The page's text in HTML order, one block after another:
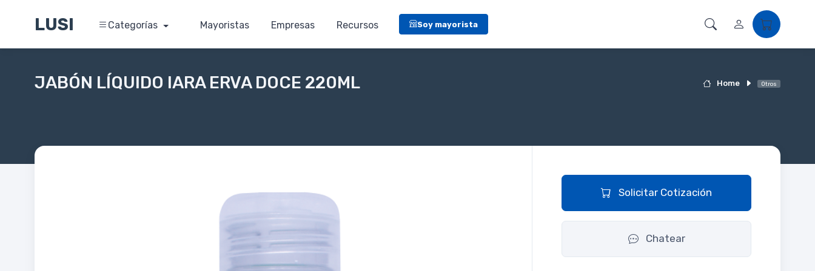
LUSI Categorías Mayoristas Empresas Recursos Soy mayorista
Home Otros
JABÓN LÍQUIDO IARA ERVA DOCE 220ML
Solicitar Cotización
Chatear